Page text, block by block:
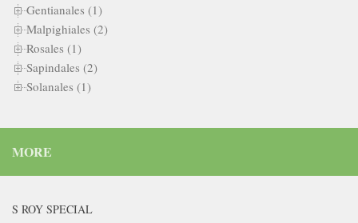
Gentianales (1)
Malpighiales (2)
Rosales (1)
Sapindales (2)
Solanales (1)
MORE
S ROY SPECIAL